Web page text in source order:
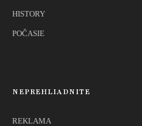
HISTORY
POČASIE
NEPREHLIADNITE
REKLAMA